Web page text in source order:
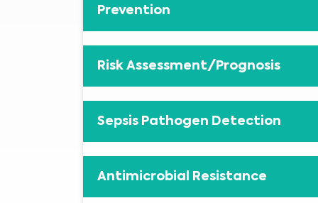
Prevention
Risk Assessment/Prognosis
Sepsis Pathogen Detection
Antimicrobial Resistance